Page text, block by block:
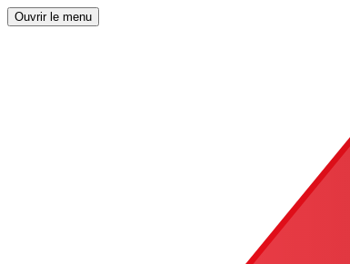
Ouvrir le menu